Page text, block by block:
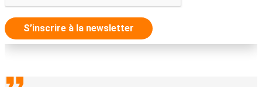
S’inscrire à la newsletter